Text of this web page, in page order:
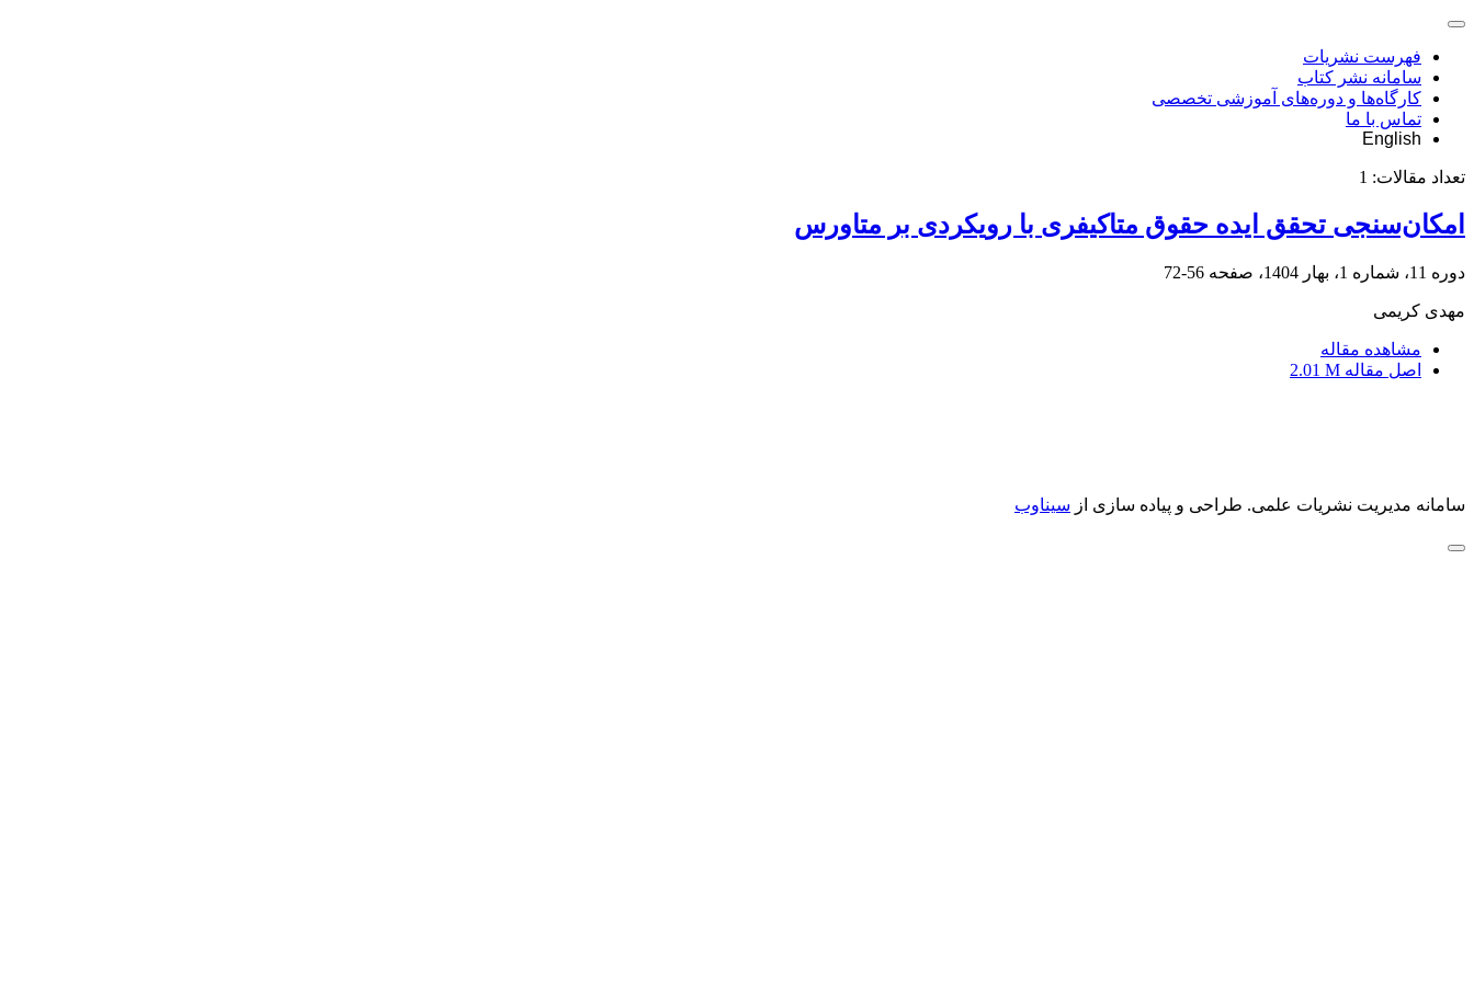
فهرست نشریات
سامانه نشر کتاب
کارگاه‌ها و دوره‌های آموزشی تخصصی
تماس با ما
English
تعداد مقالات: 1
امکان‌سنجی تحقق ایده حقوق متاکیفری با رویکردی بر متاورس
دوره 11، شماره 1، بهار 1404، صفحه 56-72
مهدی کریمی
مشاهده مقاله
اصل مقاله 2.01 M
سامانه مدیریت نشریات علمی. طراحی و پیاده سازی از سیناوب